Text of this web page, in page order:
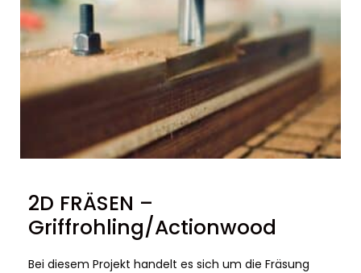
2D FRÄSEN –
Griffrohling/Actionwood
Bei diesem Projekt handelt es sich um die Fräsung